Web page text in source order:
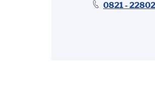
0821 -